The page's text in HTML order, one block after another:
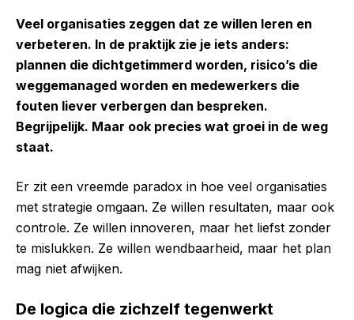
Veel organisaties zeggen dat ze willen leren en
verbeteren. In de praktijk zie je iets anders:
plannen die dichtgetimmerd worden, risico’s die
weggemanaged worden en medewerkers die
fouten liever verbergen dan bespreken.
Begrijpelijk. Maar ook precies wat groei in de weg
staat.
Er zit een vreemde paradox in hoe veel organisaties
met strategie omgaan. Ze willen resultaten, maar ook
controle. Ze willen innoveren, maar het liefst zonder
te mislukken. Ze willen wendbaarheid, maar het plan
mag niet afwijken.
De logica die zichzelf tegenwerkt